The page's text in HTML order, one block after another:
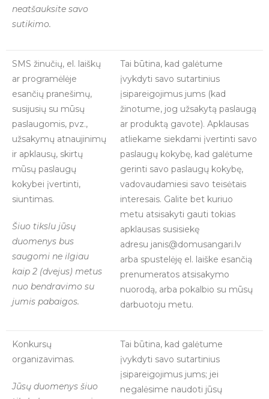
neatšauksite savo
sutikimo.
SMS žinučių, el. laiškų
ar programėlėje
esančių pranešimų,
susijusių su mūsų
paslaugomis, pvz.,
užsakymų atnaujinimų
ir apklausų, skirtų
mūsų paslaugų
kokybei įvertinti,
siuntimas.
Šiuo tikslu jūsų
duomenys bus
saugomi ne ilgiau
kaip 2 (dvejus) metus
nuo bendravimo su
jumis pabaigos.
Tai būtina, kad galėtume
įvykdyti savo sutartinius
įsipareigojimus jums (kad
žinotume, jog užsakytą paslaugą
ar produktą gavote). Apklausas
atliekame siekdami įvertinti savo
paslaugų kokybę, kad galėtume
gerinti savo paslaugų kokybę,
vadovaudamiesi savo teisėtais
interesais. Galite bet kuriuo
metu atsisakyti gauti tokias
apklausas susisiekę
adresu janis@domusangari.lv
arba spustelėję el. laiške esančią
prenumeratos atsisakymo
nuorodą, arba pokalbio su mūsų
darbuotoju metu.
Konkursų
organizavimas.
Jūsų duomenys šiuo
Tai būtina, kad galėtume
įvykdyti savo sutartinius
įsipareigojimus jums; jei
negalėsime naudoti jūsų